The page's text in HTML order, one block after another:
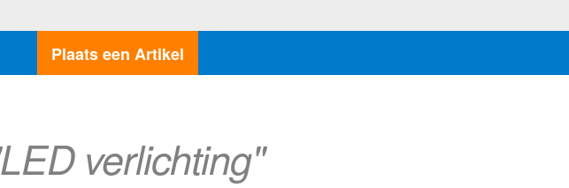
Plaats een Artikel
verlichting"